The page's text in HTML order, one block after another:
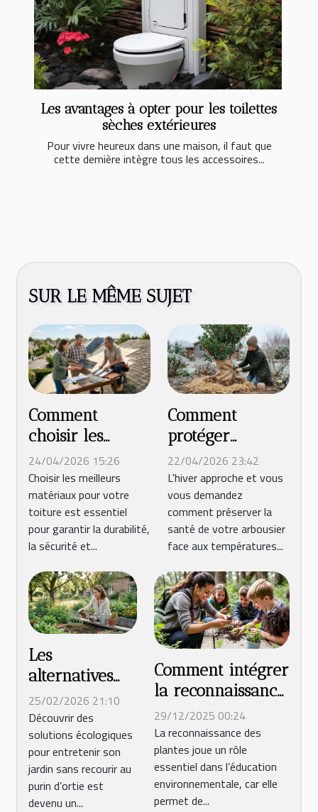
Les avantages à opter pour les toilettes
sèches extérieures
Pour vivre heureux dans une maison, il faut que
cette dernière intègre tous les accessoires...
SUR LE MÊME SUJET
Comment
choisir les
meilleurs
matériaux pour
votre toiture ?
24/04/2026 15:26
Choisir les meilleurs
matériaux pour votre
toiture est essentiel
pour garantir la durabilité,
la sécurité et...
Comment
protéger
efficacement
votre arbousier
durant l'hiver ?
22/04/2026 23:42
L'hiver approche et vous
vous demandez
comment préserver la
santé de votre arbousier
face aux températures...
Les
alternatives
légales au
purin d’ortie
pour un
jardinage
écologique
25/02/2026 21:10
Découvrir des
solutions écologiques
pour entretenir son
jardin sans recourir au
purin d’ortie est
devenu un...
Comment intégrer
la reconnaissance
de plantes dans
l'éducation
environnementale
?
29/12/2025 00:24
La reconnaissance des
plantes joue un rôle
essentiel dans l’éducation
environnementale, car elle
permet de...